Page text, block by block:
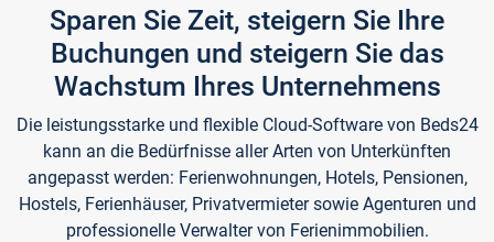
Sparen Sie Zeit, steigern Sie Ihre
Buchungen und steigern Sie das
Wachstum Ihres Unternehmens
Die leistungsstarke und flexible Cloud-Software von Beds24
kann an die Bedürfnisse aller Arten von Unterkünften
angepasst werden: Ferienwohnungen, Hotels, Pensionen,
Hostels, Ferienhäuser, Privatvermieter sowie Agenturen und
professionelle Verwalter von Ferienimmobilien.